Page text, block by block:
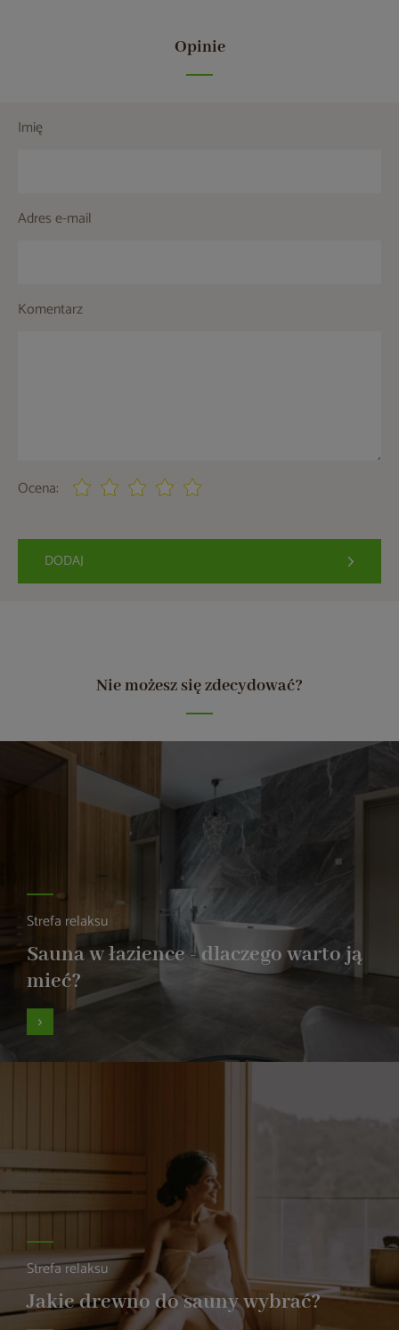
Opinie
Imię
Adres e-mail
Komentarz
Ocena:
DODAJ
Nie możesz się zdecydować?
Strefa relaksu
Sauna w łazience - dlaczego warto ją
mieć?
Strefa relaksu
Jakie drewno do sauny wybrać?